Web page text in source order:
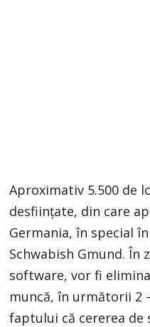
Aproximativ 5.500 de
desființate, din care
Germania, în special
Schwabish Gmund. În
software, vor fi
muncă, în următorii 2
faptului că cererea